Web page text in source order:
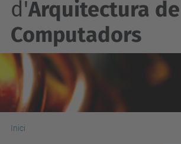
d'Arquitectura de
Computadors
Inici